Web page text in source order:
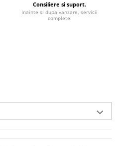
Consiliere si suport.
Inainte si dupa vanzare, servicii
complete.